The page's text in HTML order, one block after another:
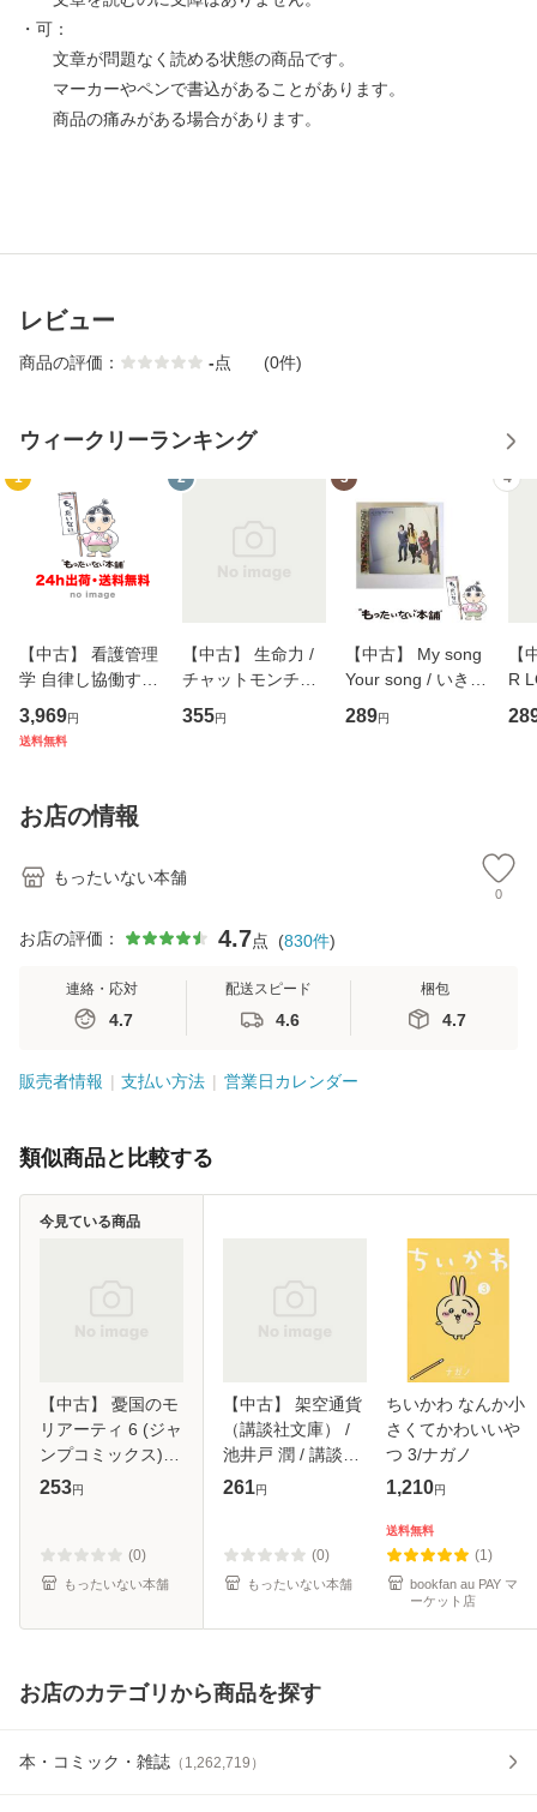
・可：
文章が問題なく読める状態の商品です。
マーカーやペンで書込があることがあります。
商品の痛みがある場合があります。
レビュー
商品の評価： -点 (0件)
ウィークリーランキング
1
【中古】 看護管理
学 自律し協働する
専門職の看護マネ
ジメントスキル 改
恵 藤本幸三 / 南江
堂 [単行
3,969円
送料無料
2
【中古】 生命力 /
チャットモンチー /
キューンレコード
[CD]【メール便送
355円
3
【中古】 My song
Your song / いきも
のがかり / [CD]
【メール便送料無
289円
4
【
R
産
お店の情報
もったいない本舗
0
お店の評価： 4.7点 (830件)
連絡・応対
4.7
配送スピード
4.6
梱包
4.7
販売者情報 支払い方法 営業日カレンダー
類似商品と比較する
【中古】 憂国のモ
リアーティ 6 (ジャ
ンプコミックス) /
コナン・ドイル、
便送料無料】
253円
(0)
もったいない本舗
今見ている商品
【中古】 架空通貨
（講談社文庫） /
池井戸 潤 / 講談社
[文庫]【メール便送
261円
(0)
もったいない本舗
ちいかわ なんか小
さくてかわいいや
つ 3/ナガノ
1,210円
送料無料
(1)
bookfan au PAY マ
ーケット店
お店のカテゴリから商品を探す
本・コミック・雑誌 （ 1,262,719 ）